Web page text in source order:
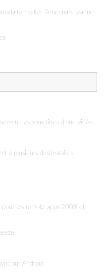
hacker Rouennais Jeanne-
les sous titres d'une vidéo
à plusieurs destinataires
les remote apps 2008 et
sur Android